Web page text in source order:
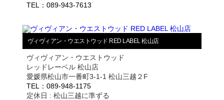
TEL：089-943-7613
ヴィヴィアン・ウエストウッド RED LABEL 松山店
ヴィヴィアン・ウエストウッド
レッドレーベル 松山店
愛媛県松山市一番町3-1-1 松山三越２F
TEL：089-948-1175
定休日 : 松山三越に準ずる